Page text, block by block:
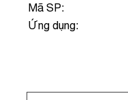
Mã SP:
Ứng dụng: